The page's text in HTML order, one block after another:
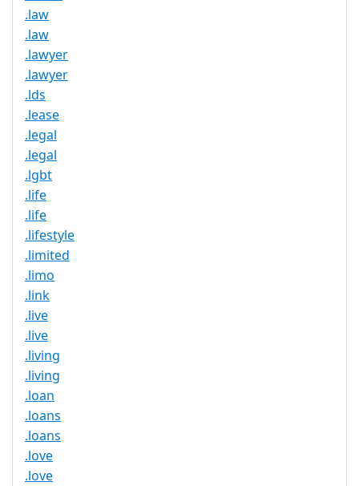
.law
.law
.lawyer
.lawyer
.lds
.lease
.legal
.legal
.lgbt
.life
.life
.lifestyle
.limited
.limo
.link
.live
.live
.living
.living
.loan
.loans
.loans
.love
.love